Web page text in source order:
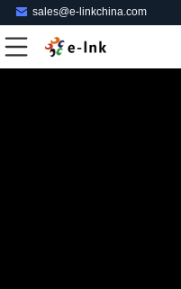
sales@e-linkchina.com